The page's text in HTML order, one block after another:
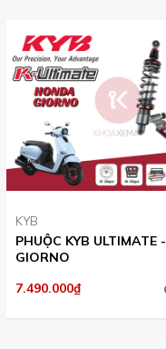
KYB
PHUỘC KYB ULTIMATE -
GIORNO
7.490.000₫